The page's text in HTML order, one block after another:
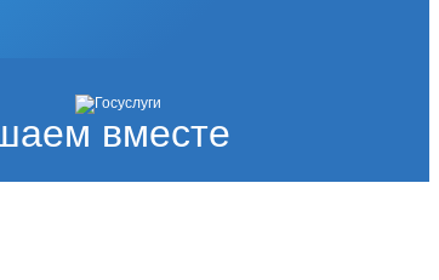
вместе